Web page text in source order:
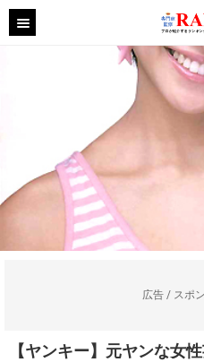
広告 / スポ
【ヤンキー】元ヤンな女